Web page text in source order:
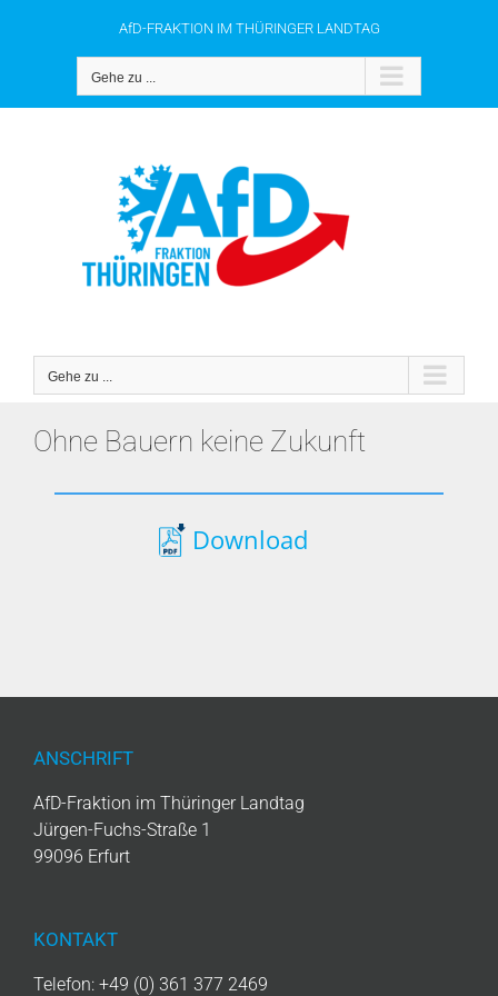
AfD-FRAKTION IM THÜRINGER LANDTAG
Gehe zu ...
Gehe zu ...
Ohne Bauern keine Zukunft
Download
ANSCHRIFT
AfD-Fraktion im Thüringer Landtag
Jürgen-Fuchs-Straße 1
99096 Erfurt
KONTAKT
Telefon: +49 (0) 361 377 2469